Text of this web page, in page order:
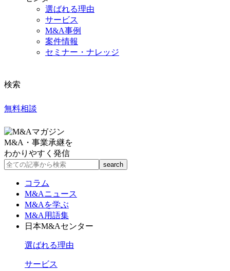
選ばれる理由
サービス
M&A事例
案件情報
セミナー・ナレッジ
検索
無料相談
M&A・事業承継を
わかりやすく発信
コラム
M&Aニュース
M&Aを学ぶ
M&A用語集
日本M&Aセンター
選ばれる理由
サービス